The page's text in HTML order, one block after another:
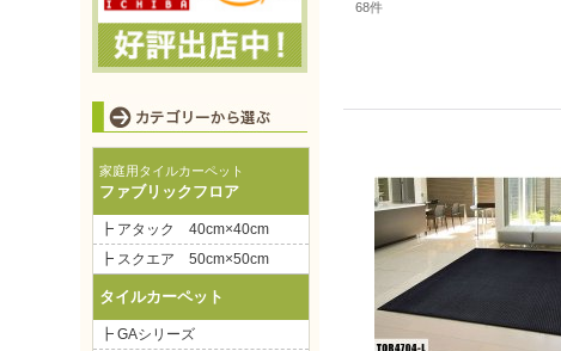
家庭用タイルカーペット
ファブリックフロア
┣ アタック 40cm×40cm
┣ スクエア 50cm×50cm
タイルカーペット
┣ GAシリーズ
68件